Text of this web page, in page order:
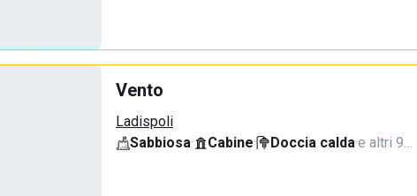
Vento
Ladispoli
Sabbiosa· Cabine· Doccia calda·e altri 9…